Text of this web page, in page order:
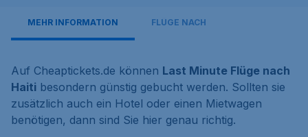
MEHR INFORMATION FLÜGE NACH
Auf Cheaptickets.de können Last Minute Flüge nach
Haiti besondern günstig gebucht werden. Sollten sie
zusätzlich auch ein Hotel oder einen Mietwagen
benötigen, dann sind Sie hier genau richtig.